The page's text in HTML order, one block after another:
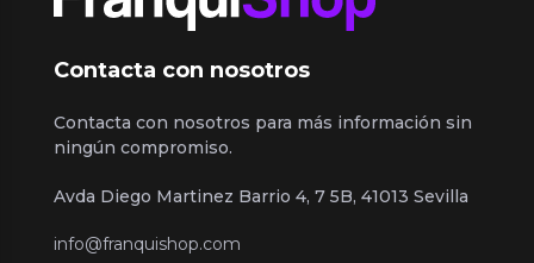
Contacta con nosotros
Contacta con nosotros para más información sin
ningún compromiso.
Avda Diego Martinez Barrio 4, 7 5B, 41013 Sevilla
info@franquishop.com